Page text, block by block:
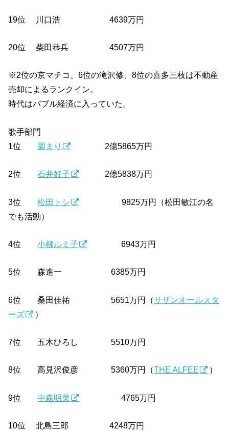
19位 川口浩 4639万円
20位 柴田恭兵 4507万円
※2位の京マチコ、6位の滝沢修、8位の喜多三枝は不動産
売却によるランクイン。
時代はバブル経済に入っていた。
歌手部門
1位 園まり 2億5865万円
2位石井好子 2億5838万円
3位松田トシ
9825万円（松田敏江の名
でも活動）
4位小柳ルミ子 6943万円
5位 森進一 6385万円
6位 桑田佳祐 5651万円（サザンオールスタ
ーズ
）
7位 五木ひろし 5510万円
8位 高見沢俊彦 5360万円（THE ALFEE ）
9位中森明菜 4765万円
10位 北島三郎 4248万円